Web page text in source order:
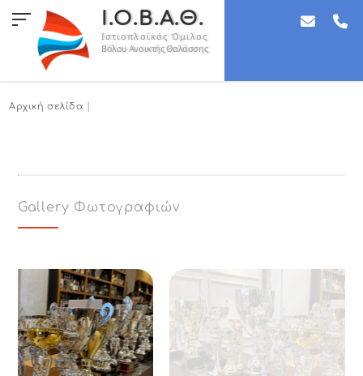
Ι.Ο.Β.Α.Θ.
Ιστιοπλοϊκός Όμιλος
Βόλου Ανοικτής Θαλάσσης
Αρχική σελίδα
Gallery Φωτογραφιών